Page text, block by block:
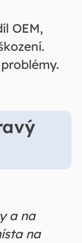
OEM,
a na
na